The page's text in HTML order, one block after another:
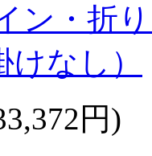
ン・折
けなし）
円)